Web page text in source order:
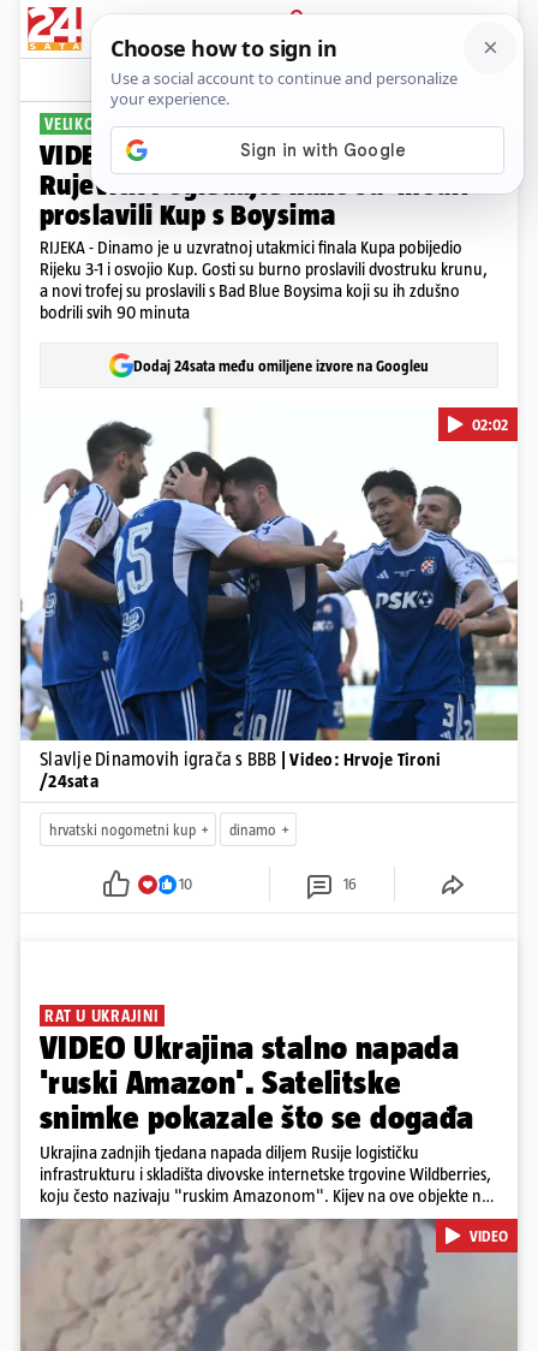
PRIJAVA
Sport Komentari
VELIKO SLAVLJE NA RUJEVICI
VIDEO Dinamove pjesme grme na
Rujevici! Pogledajte kako su 'modri'
proslavili Kup s Boysima
RIJEKA - Dinamo je u uzvratnoj utakmici finala Kupa pobijedio
Rijeku 3-1 i osvojio Kup. Gosti su burno proslavili dvostruku krunu,
a novi trofej su proslavili s Bad Blue Boysima koji su ih zdušno
bodrili svih 90 minuta
Dodaj 24sata među omiljene izvore na Googleu
Pokretanje videa...
02:02
Slavlje Dinamovih igrača s BBB
| Video: Hrvoje Tironi
/24sata
hrvatski nogometni kup dinamo
10 16
RAT U UKRAJINI
VIDEO Ukrajina stalno napada
'ruski Amazon'. Satelitske
snimke pokazale što se događa
Ukrajina zadnjih tjedana napada diljem Rusije logističku
infrastrukturu i skladišta divovske internetske trgovine Wildberries,
koju često nazivaju "ruskim Amazonom". Kijev na ove objekte ne
gleda samo kao na obična trgovačka skladišta, već tvrdi da ih ruske
snage koriste i za vojne potrebe, odnosno za skladištenje i
distribuciju dijelova za dronove i druge opreme koja se koristi u
ratu. S druge strane, napadi služe i kao izravan odgovor na ruska
bombardiranja ukrajinske poštanske i logističke infrastrukture te
kao način da se ekonomske posljedice rata prenesu dublje na ruski
VIDEO